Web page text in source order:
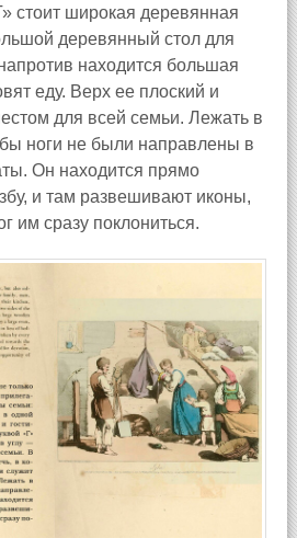
стоит широкая деревянная
деревянный стол для
находится большая
еду. Верх ее плоский и
для всей семьи. Лежать в
ноги не были направлены в
Он находится прямо
и там развешивают иконы,
им сразу поклониться.